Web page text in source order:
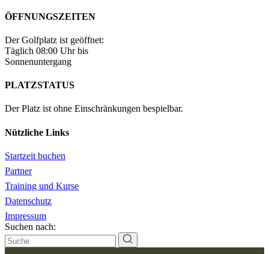
ÖFFNUNGSZEITEN
Der Golfplatz ist geöffnet:
Täglich 08:00 Uhr bis
Sonnenuntergang
PLATZSTATUS
Der Platz ist ohne Einschränkungen bespielbar.
Nützliche Links
Startzeit buchen
Partner
Training und Kurse
Datenschutz
Impressum
Suchen nach: